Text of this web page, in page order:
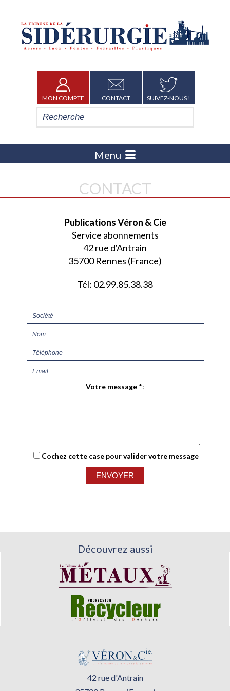
MON COMPTE CONTACT SUIVEZ-NOUS !
Menu
CONTACT
Publications Véron & Cie
Service abonnements
42 rue d'Antrain
35700 Rennes (France)
Tél: 02.99.85.38.38
Votre message *:
Cochez cette case pour valider votre message
Découvrez aussi
42 rue d'Antrain